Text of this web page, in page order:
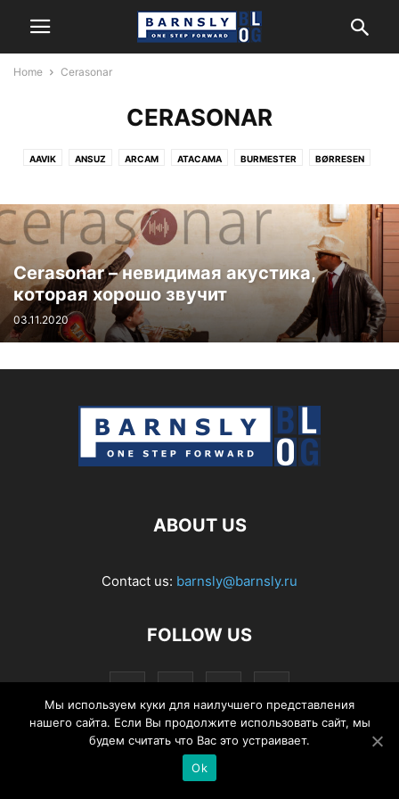
Home Cerasonar
CERASONAR
AAVIK ANSUZ ARCAM ATACAMA BURMESTER BØRRESEN
KANTO AUDIO LEXICON MARK LEVINSON MATRIX AUDIO
MONITOR AUDIO NEWTEC NORDOST POWERGRIP REL REVEL
ROKSAN SYSTEM AUDIO
Cerasonar – невидимая акустика,
которая хорошо звучит
03.11.2020
ABOUT US
Contact us: barnsly@barnsly.ru
FOLLOW US
© Barnsly Sound Org.
Мы используем куки для наилучшего представления
нашего сайта. Если Вы продолжите использовать сайт, мы
будем считать что Вас это устраивает.
Ok